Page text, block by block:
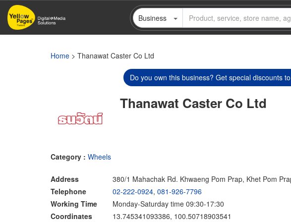
Skip
main
Business
Home > Thanawat Caster Co Ltd
Do you own this business? Get special discounts
Thanawat Caster Co Ltd
Category : Wheels
Address
380/1 Mahachak Rd. Khwaeng Pom Prap, Khet Pom
Telephone
02-222-0924, 081-926-7796
Working Time
Monday-Saturday time 09:30-17:30
Coordinates
13.745341093386, 100.50718903541